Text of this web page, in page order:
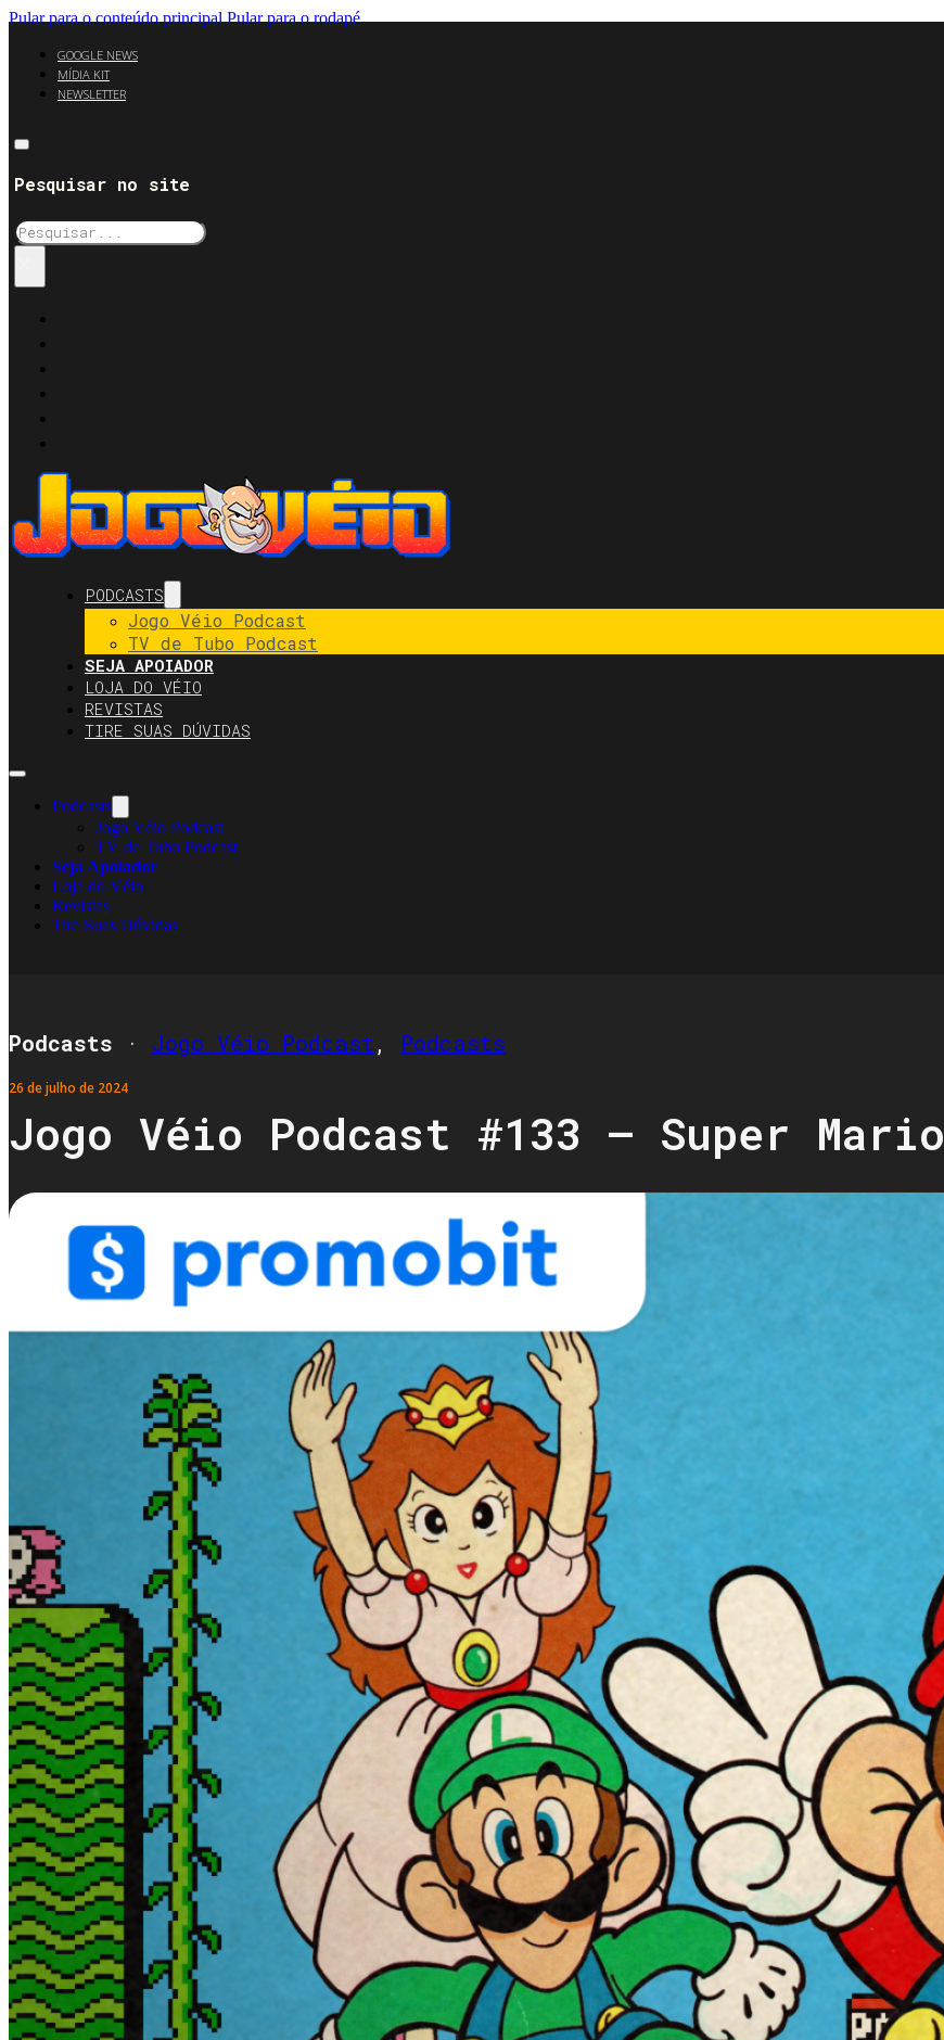
Pular para o conteúdo principal Pular para o rodapé
GOOGLE NEWS
MÍDIA KIT
NEWSLETTER
Pesquisar no site
Pesquisar
PODCASTS
Jogo Véio Podcast
TV de Tubo Podcast
SEJA APOIADOR
LOJA DO VÉIO
REVISTAS
TIRE SUAS DÚVIDAS
Podcasts
Jogo Véio Podcast
TV de Tubo Podcast
Seja Apoiador
Loja do Véio
Revistas
Tire Suas Dúvidas
Podcasts · Jogo Véio Podcast, Podcasts
26 de julho de 2024
Jogo Véio Podcast #133 – Super